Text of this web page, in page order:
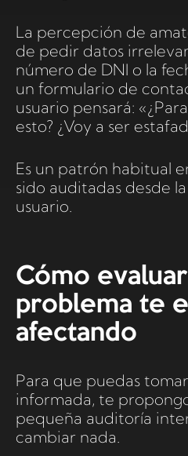
La percepción de
de pedir datos
número de DNI o la
un formulario de
usuario pensará:
esto? ¿Voy a ser
Es un patrón habitual
sido auditadas desde
usuario.
Cómo
problema te
afectando
Para que puedas
informada, te
pequeña auditoría
cambiar nada.